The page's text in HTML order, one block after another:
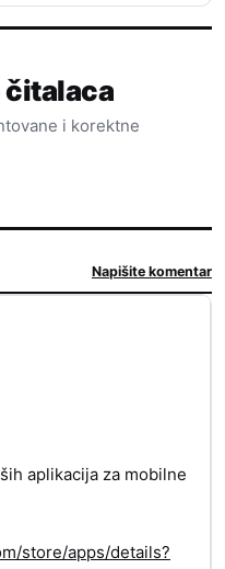
čitalaca
i korektne
Napišite komentar
aplikacija za mobilne
store/apps/details?